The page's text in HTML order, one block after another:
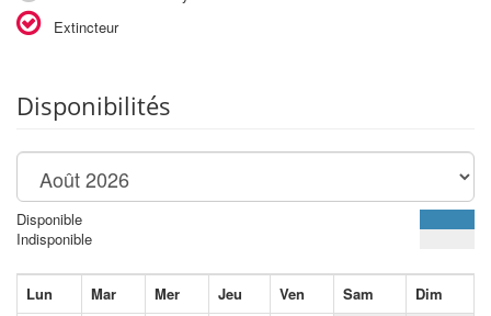
Extincteur
Disponibilités
Disponible
Indisponible
Lun Mar Mer Jeu Ven Sam
Dim